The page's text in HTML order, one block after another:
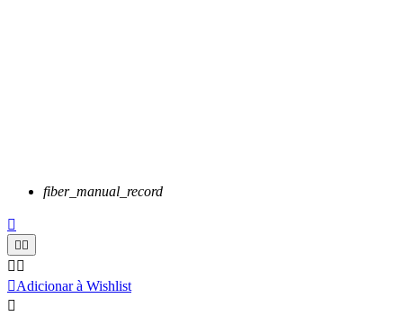
fiber_manual_record

 
 
Adicionar à Wishlist
